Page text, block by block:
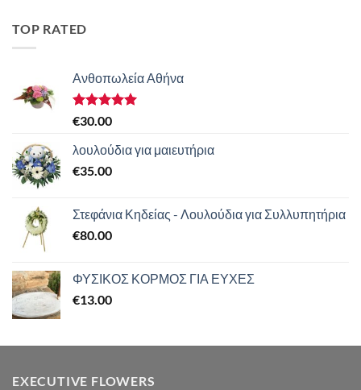
TOP RATED
Ανθοπωλεία Αθήνα
Βαθμολογήθηκε
από 5
€30.00
λουλούδια για μαιευτήρια
€35.00
Στεφάνια Κηδείας - Λουλούδια για Συλλυπητήρια
€80.00
ΦΥΣΙΚΟΣ ΚΟΡΜΟΣ ΓΙΑ ΕΥΧΕΣ
€13.00
EXECUTIVE FLOWERS